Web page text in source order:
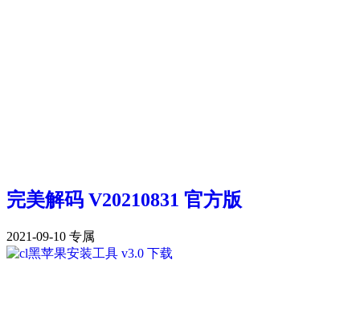
完美解码 V20210831 官方版
2021-09-10 专属